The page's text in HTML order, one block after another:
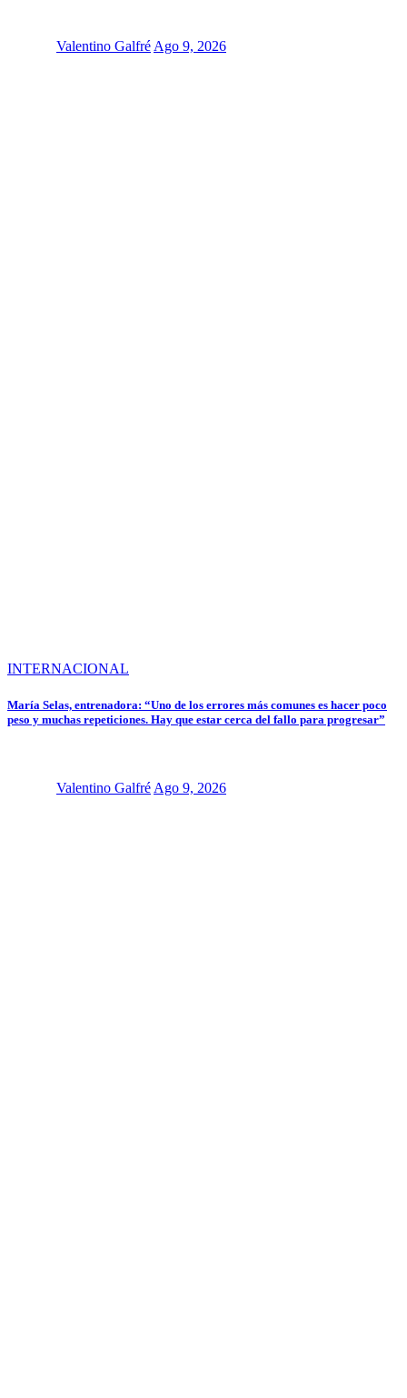
Valentino GalfréAgo 9, 2026
INTERNACIONAL
María Selas, entrenadora: “Uno de los errores más comunes es hacer poco
peso y muchas repeticiones. Hay que estar cerca del fallo para progresar”
Valentino Galfré Ago 9, 2026